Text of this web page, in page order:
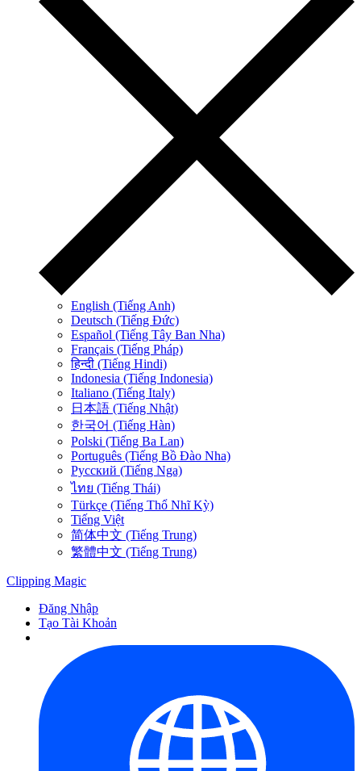
English (Tiếng Anh)
Deutsch (Tiếng Đức)
Español (Tiếng Tây Ban Nha)
Français (Tiếng Pháp)
हिन्दी (Tiếng Hindi)
Indonesia (Tiếng Indonesia)
Italiano (Tiếng Italy)
日本語 (Tiếng Nhật)
한국어 (Tiếng Hàn)
Polski (Tiếng Ba Lan)
Português (Tiếng Bồ Đào Nha)
Русский (Tiếng Nga)
ไทย (Tiếng Thái)
Türkçe (Tiếng Thổ Nhĩ Kỳ)
Tiếng Việt
简体中文 (Tiếng Trung)
繁體中文 (Tiếng Trung)
Clipping Magic
Đăng Nhập
Tạo Tài Khoản